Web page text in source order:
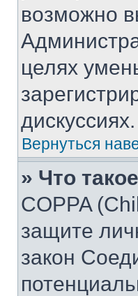
возможно
целях
дискуссиях.
Вернуться
» Что
COPPA
защите
закон